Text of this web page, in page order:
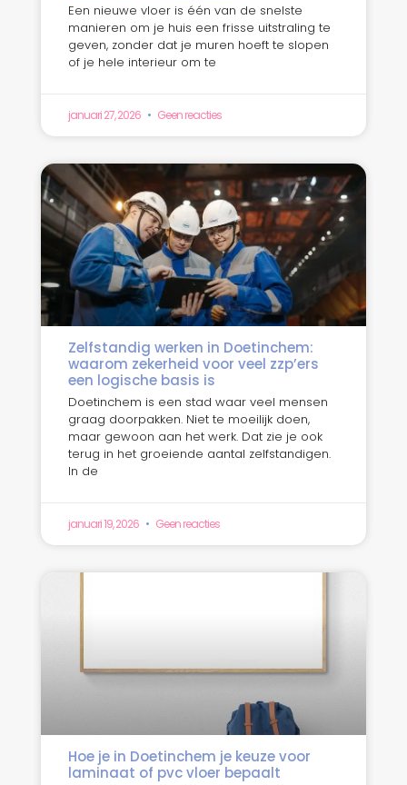
Een nieuwe vloer is één van de snelste
manieren om je huis een frisse uitstraling te
geven, zonder dat je muren hoeft te slopen
of je hele interieur om te
januari 27, 2026 Geen reacties
Zelfstandig werken in Doetinchem:
waarom zekerheid voor veel zzp’ers
een logische basis is
Doetinchem is een stad waar veel mensen
graag doorpakken. Niet te moeilijk doen,
maar gewoon aan het werk. Dat zie je ook
terug in het groeiende aantal zelfstandigen.
In de
januari 19, 2026 Geen reacties
Hoe je in Doetinchem je keuze voor
laminaat of pvc vloer bepaalt